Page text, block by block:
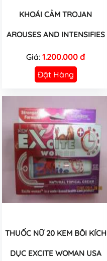
KHOÁI CẢM TROJAN
AROUSES AND INTENSIFIES
Giá: 1.200.000 đ
Đặt Hàng
THUỐC NỮ 20 KEM BÔI KÍCH
DỤC EXCITE WOMAN USA